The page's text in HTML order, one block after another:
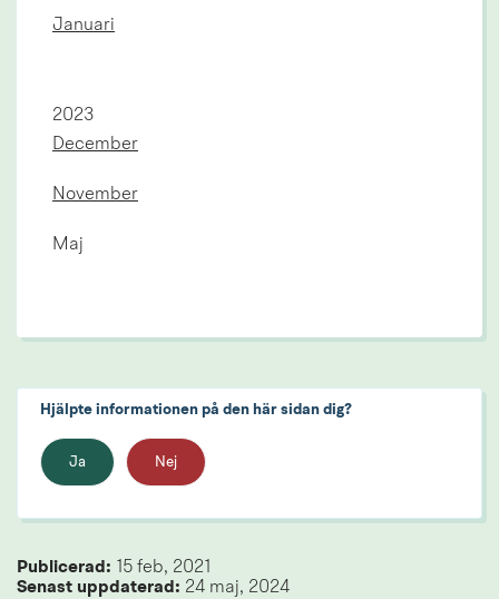
Januari
År:
2023
December
November
Maj
Hjälpte informationen på den här sidan dig?
Ja Nej
Publicerad: 15 feb, 2021
Senast uppdaterad: 24 maj, 2024